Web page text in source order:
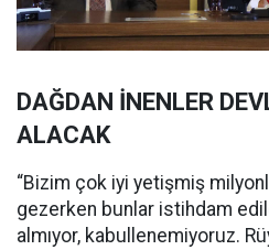
DAĞDAN İNENLER
ALACAK
“Bizim çok iyi yetişmiş
gezerken bunlar istihdam
almıyor, kabullenemiyoruz.